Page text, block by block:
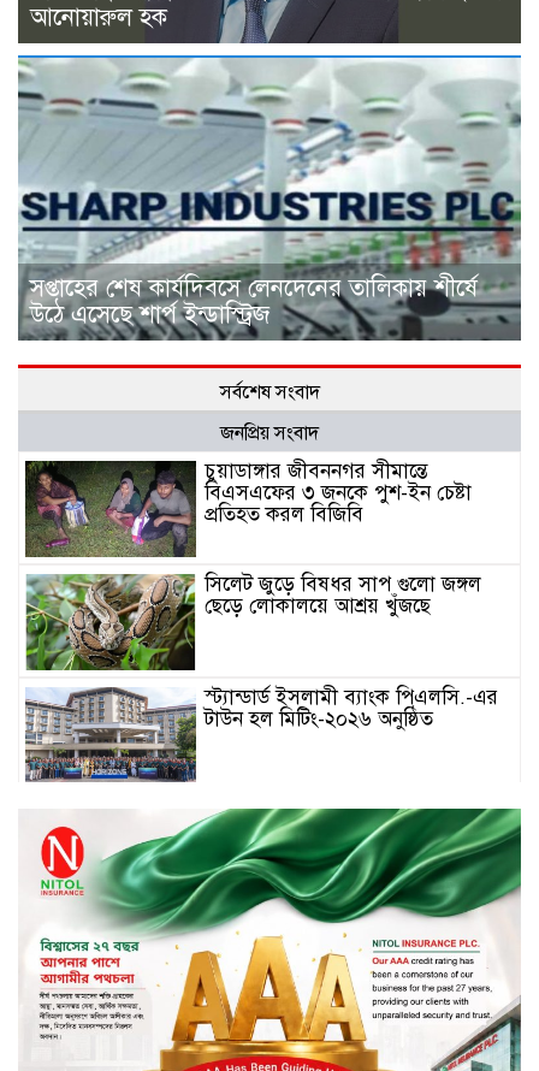
আনোয়ারুল হক
সপ্তাহের শেষ কার্যদিবসে লেনদেনের তালিকায় শীর্ষে
উঠে এসেছে শার্প ইন্ডাস্ট্রিজ
সর্বশেষ সংবাদ
জনপ্রিয় সংবাদ
চুয়াডাঙ্গার জীবননগর সীমান্তে
বিএসএফের ৩ জনকে পুশ-ইন চেষ্টা
প্রতিহত করল বিজিবি
সিলেট জুড়ে বিষধর সাপ গুলো জঙ্গল
ছেড়ে লোকালয়ে আশ্রয় খুঁজছে
স্ট্যান্ডার্ড ইসলামী ব্যাংক পিএলসি.-এর
টাউন হল মিটিং-২০২৬ অনুষ্ঠিত
বিদায়ী সপ্তাহে দর পতনের শীর্ষে এস
আলম কোল্ড রোল্ড
বিদায়ী সপ্তাহে দর বৃদ্ধির শীর্ষে ফারইস্ট
ফাইন্যান্স
বিদায়ী সপ্তাহে লেনদেনের শীর্ষে শার্প
ইন্ডাস্ট্রিজ